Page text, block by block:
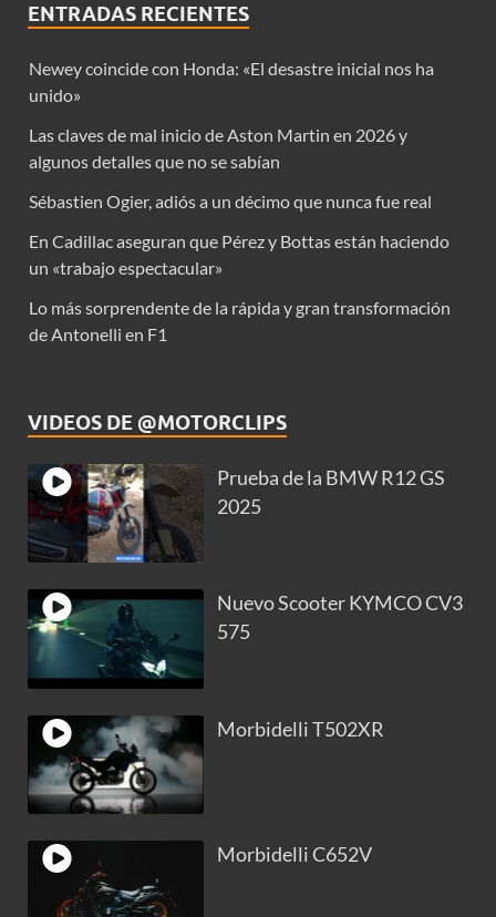
ENTRADAS RECIENTES
Newey coincide con Honda: «El desastre inicial nos ha
unido»
Las claves de mal inicio de Aston Martin en 2026 y
algunos detalles que no se sabían
Sébastien Ogier, adiós a un décimo que nunca fue real
En Cadillac aseguran que Pérez y Bottas están haciendo
un «trabajo espectacular»
Lo más sorprendente de la rápida y gran transformación
de Antonelli en F1
VIDEOS DE @MOTORCLIPS
Prueba de la BMW R12 GS
2025
Nuevo Scooter KYMCO CV3
575
Morbidelli T502XR
Morbidelli C652V